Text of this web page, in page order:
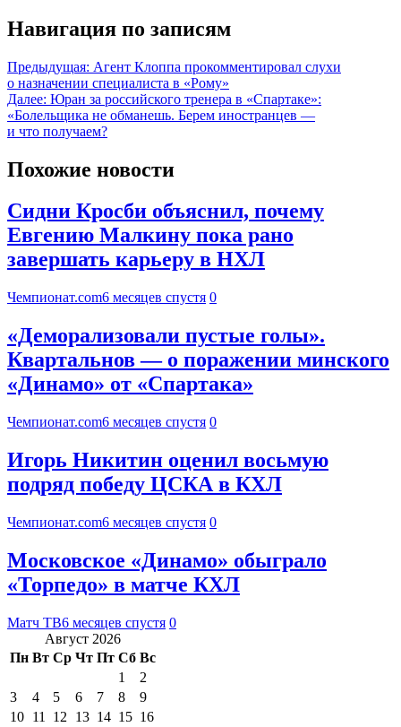
Навигация по записям
Предыдущая: Агент Клоппа прокомментировал слухи
о назначении специалиста в «Рому»
Далее: Юран за российского тренера в «Спартаке»:
«Болельщика не обманешь. Берем иностранцев —
и что получаем?
Похожие новости
Сидни Кросби объяснил, почему
Евгению Малкину пока рано
завершать карьеру в НХЛ
Чемпионат.com6 месяцев спустя 0
«Деморализовали пустые голы».
Квартальнов — о поражении минского
«Динамо» от «Спартака»
Чемпионат.com6 месяцев спустя 0
Игорь Никитин оценил восьмую
подряд победу ЦСКА в КХЛ
Чемпионат.com6 месяцев спустя 0
Московское «Динамо» обыграло
«Торпедо» в матче КХЛ
Матч ТВ6 месяцев спустя 0
Август 2026
Пн Вт Ср Чт Пт Сб Вс
1
2
3
4 5 6 7 8
9
10 11 12 13 14 15 16